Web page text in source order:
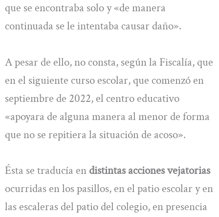
que se encontraba solo y «de manera
continuada se le intentaba causar daño».
A pesar de ello, no consta, según la Fiscalía, que
en el siguiente curso escolar, que comenzó en
septiembre de 2022, el centro educativo
«apoyara de alguna manera al menor de forma
que no se repitiera la situación de acoso».
Ésta se traducía en distintas acciones vejatorias
ocurridas en los pasillos, en el patio escolar y en
las escaleras del patio del colegio, en presencia